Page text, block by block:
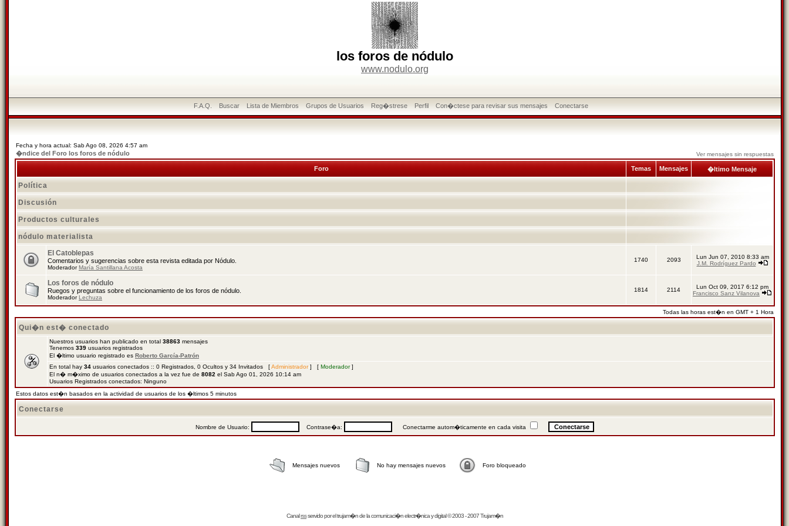
los foros de nódulo
www.nodulo.org
F.A.Q. Buscar Lista de Miembros Grupos de Usuarios Reg�strese Perfil Con�ctese para revisar sus mensajes Conectarse
Fecha y hora actual: Sab Ago 08, 2026 4:57 am
�ndice del Foro los foros de nódulo Ver mensajes sin respuestas
Foro Temas Mensajes �ltimo Mensaje
Política
Discusión
Productos culturales
nódulo materialista
El Catoblepas
Comentarios y sugerencias sobre esta revista editada por Nódulo.
ModeradorMaría Santillana Acosta
1740 2093
Lun Jun 07, 2010 8:33 am
J.M. Rodríguez Pardo
Los foros de nódulo
Ruegos y preguntas sobre el funcionamiento de los foros de nódulo.
ModeradorLechuza
1814 2114
Lun Oct 09, 2017 6:12 pm
Francisco Sanz Vilanova
Todas las horas est�n en GMT + 1 Hora
Qui�n est� conectado
Nuestros usuarios han publicado en total 38863 mensajes
Tenemos 339 usuarios registrados
El �ltimo usuario registrado es Roberto García-Patrón
En total hay 34 usuarios conectados :: 0 Registrados, 0 Ocultos y 34 Invitados [Administrador] [ Moderador]
El n� m�ximo de usuarios conectados a la vez fue de 8082 el Sab Ago 01, 2026 10:14 am
Usuarios Registrados conectados: Ninguno
Estos datos est�n basados en la actividad de usuarios de los �ltimos 5 minutos
Conectarse
Nombre de Usuario: Contrase�a: Conectarme autom�ticamente en cada visita
Mensajes nuevos No hay mensajes nuevos Foro bloqueado
Canalrssservido por eltrujam�nde la comunicaci�n electr�nica y digital © 2003 - 2007 Trujam�n